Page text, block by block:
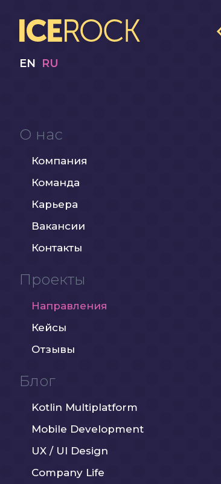
EN RU
О нас
Компания
Команда
Карьера
Вакансии
Контакты
Проекты
Направления
Кейсы
Отзывы
Блог
Kotlin Multiplatform
Mobile Development
UX / UI Design
Company Life